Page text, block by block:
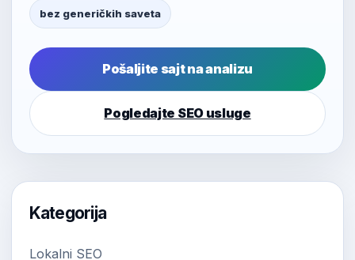
bez generičkih saveta
Pošaljite sajt na analizu
Pogledajte SEO usluge
Kategorija
Lokalni SEO